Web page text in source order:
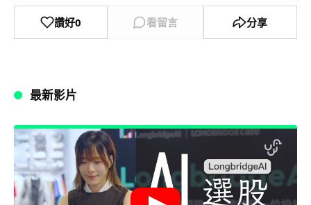
讚好0 看留言 分享
最新影片